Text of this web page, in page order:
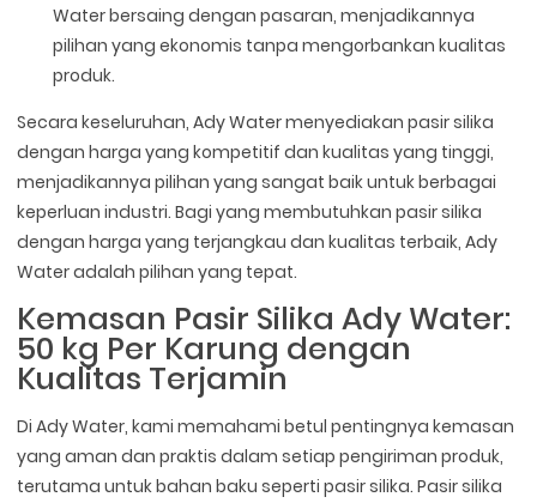
Water bersaing dengan pasaran, menjadikannya
pilihan yang ekonomis tanpa mengorbankan kualitas
produk.
Secara keseluruhan, Ady Water menyediakan pasir silika
dengan harga yang kompetitif dan kualitas yang tinggi,
menjadikannya pilihan yang sangat baik untuk berbagai
keperluan industri. Bagi yang membutuhkan pasir silika
dengan harga yang terjangkau dan kualitas terbaik, Ady
Water adalah pilihan yang tepat.
Kemasan Pasir Silika Ady Water:
50 kg Per Karung dengan
Kualitas Terjamin
Di Ady Water, kami memahami betul pentingnya kemasan
yang aman dan praktis dalam setiap pengiriman produk,
terutama untuk bahan baku seperti pasir silika. Pasir silika